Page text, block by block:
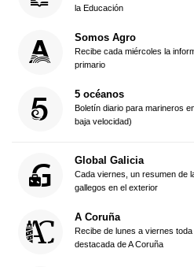
la Educación
Somos Agro
Recibe cada miércoles la
primario
5 océanos
Boletín diario para marineros
baja velocidad)
Global Galicia
Cada viernes, un resumen de
gallegos en el exterior
A Coruña
Recibe de lunes a viernes
destacada de A Coruña